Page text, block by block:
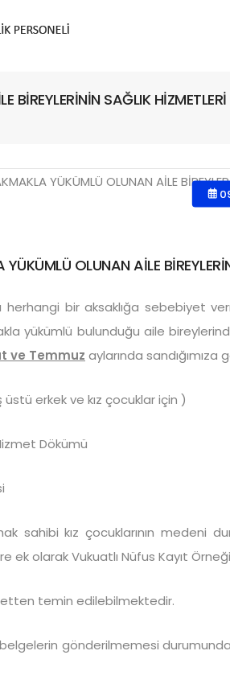
BİREYLERİNİN SAĞLIK
OLUNAN AİLE
herhangi bir aksaklığa sebebiyet
yükümlü bulunduğu aile
ve Temmuz aylarında
erkek ve kız çocuklar için )
Dökümü
sahibi kız çocuklarının medeni
ek olarak Vukuatlı Nüfus Kayıt
temin edilebilmektedir.
gönderilmemesi